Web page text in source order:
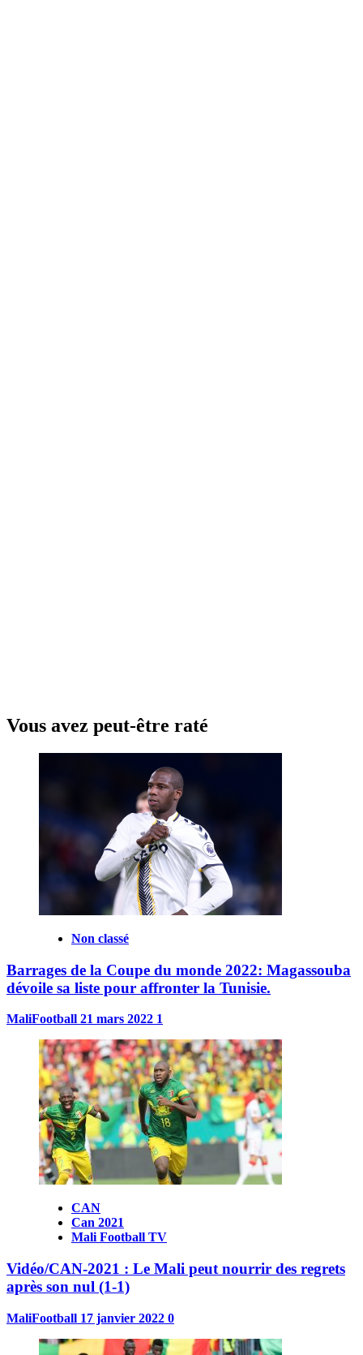
Vous avez peut-être raté
Non classé
Barrages de la Coupe du monde 2022: Magassouba
dévoile sa liste pour affronter la Tunisie.
MaliFootball 21 mars 2022 1
CAN
Can 2021
Mali Football TV
Vidéo/CAN-2021 : Le Mali peut nourrir des regrets
après son nul (1-1)
MaliFootball 17 janvier 2022 0